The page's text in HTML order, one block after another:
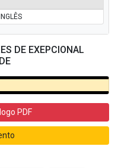
DE EXEPCIONAL
PDF